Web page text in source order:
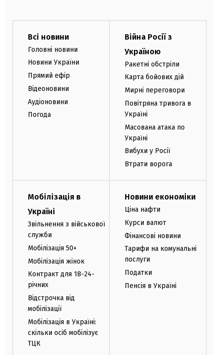
Всі новини
Головні новини
Новини України
Прямий ефір
Відеоновини
Аудіоновини
Погода
Війна Росії з
Україною
Ракетні обстріли
Карта бойових дій
Мирні переговори
Повітряна тривога в
Україні
Масована атака по
Україні
Вибухи у Росії
Втрати ворога
Мобілізація в
Україні
Звільнення з військової
служби
Мобілізація 50+
Мобілізація жінок
Контракт для 18-24-
річних
Відстрочка від
мобілізації
Мобілізація в Україні:
скільки осіб мобілізує
ТЦК
Новини економіки
Ціна нафти
Курси валют
Фінансові новини
Тарифи на комунальні
послуги
Податки
Пенсія в Україні